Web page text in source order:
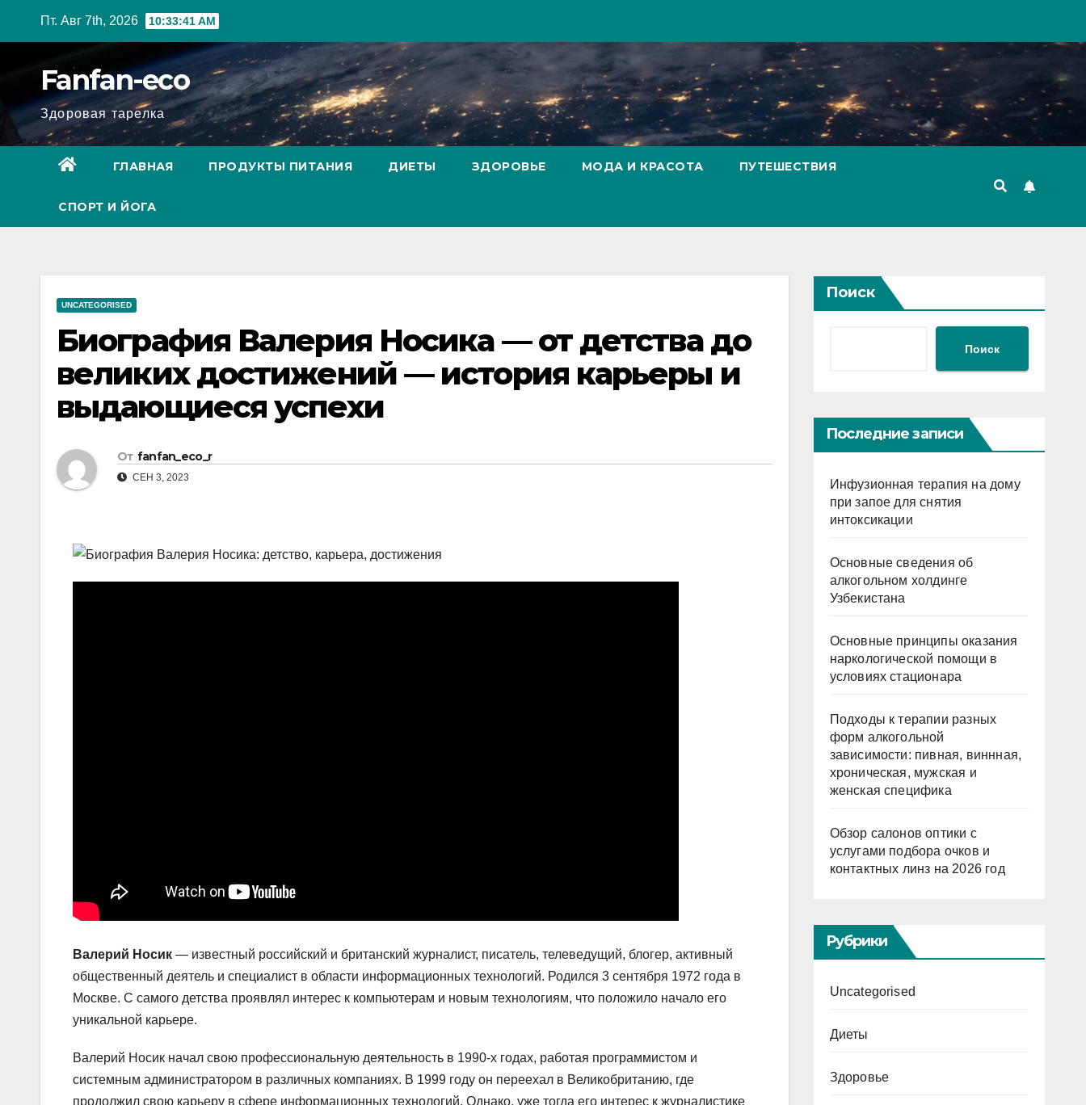
Пт. Авг 7th, 2026 10:33:42 AM
Fanfan-eco
Здоровая тарелка
ГЛАВНАЯ ПРОДУКТЫ ПИТАНИЯ ДИЕТЫ ЗДОРОВЬЕ МОДА И КРАСОТА ПУТЕШЕСТВИЯ
СПОРТ И ЙОГА
UNCATEGORISED
Биография Валерия Носика — от детства до
великих достижений — история карьеры и
выдающиеся успехи
От fanfan_eco_r
СЕН 3, 2023
Валерий Носик — известный российский и британский журналист, писатель, телеведущий, блогер, активный
общественный деятель и специалист в области информационных технологий. Родился 3 сентября 1972 года в
Москве. С самого детства проявлял интерес к компьютерам и новым технологиям, что положило начало его
уникальной карьере.
Валерий Носик начал свою профессиональную деятельность в 1990-х годах, работая программистом и
системным администратором в различных компаниях. В 1999 году он переехал в Великобританию, где
продолжил свою карьеру в сфере информационных технологий. Однако, уже тогда его интерес к журналистике
Поиск
Поиск
Последние записи
Инфузионная терапия на дому
при запое для снятия
интоксикации
Основные сведения об
алкогольном холдинге
Узбекистана
Основные принципы оказания
наркологической помощи в
условиях стационара
Подходы к терапии разных
форм алкогольной
зависимости: пивная, виннная,
хроническая, мужская и
женская специфика
Обзор салонов оптики с
услугами подбора очков и
контактных линз на 2026 год
Рубрики
Uncategorised
Диеты
Здоровье